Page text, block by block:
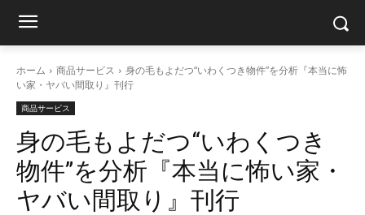
ホーム 商品サービス
身の毛もよだつ“いわくつき物件”を分析『本当に怖
い家・ヤバい間取り』刊行
商品サービス
身の毛もよだつ“いわくつき
物件”を分析『本当に怖い家・
ヤバい間取り』刊行